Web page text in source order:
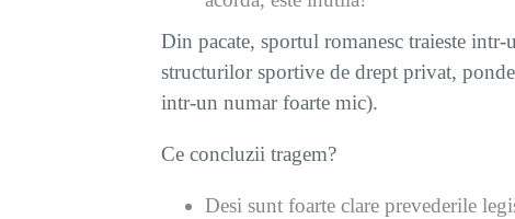
Din pacate, sportul romanesc traieste
structurilor sportive de drept privat,
intr-un numar foarte mic).
Ce concluzii tragem?
Desi sunt foarte clare prevederile